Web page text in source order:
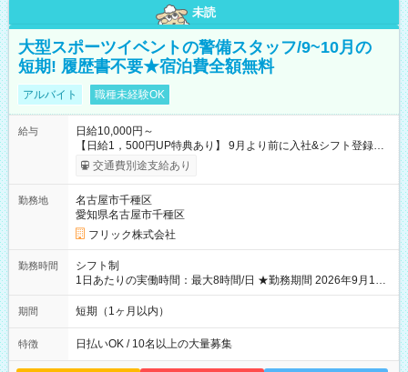
未読
大型スポーツイベントの警備スタッフ/9~10月の
短期! 履歴書不要★宿泊費全額無料
アルバイト 職種未経験OK
給与
日給10,000円～
【日給1，500円UP特典あり】 9月より前に入社&シフト登録す
ると 期間中(9/16~10/23) の日給がUP! 日給1万1500円でしっか
り稼げます♪ 【試用期間】試用期間なし
交通費別途支給あり
勤務地
名古屋市千種区
愛知県名古屋市千種区
フリック株式会社
勤務時間
シフト制
1日あたりの実働時間：最大8時間/日 ★勤務期間 2026年9月16
日~2026年10月23日 短期勤務OK! 期間中フル勤務できる方優遇
※週3~5日勤務(勤務日数応相談) ※期間前から勤務スタートも可
り ※夜勤シフトあり
期間 短期（1ヶ月以内）
特徴 日払いOK / 10名以上の大量募集